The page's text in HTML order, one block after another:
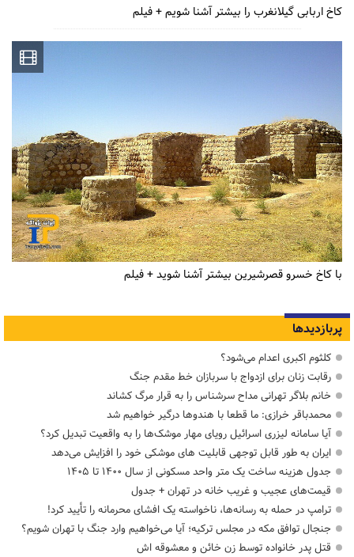
کاخ اربابی گیلانغرب را بیشتر آشنا شویم + فیلم
با کاخ خسرو قصرشیرین بیشتر آشنا شوید + فیلم
پربازدیدها
کلثوم اکبری اعدام می‌شود؟
رقابت زنان برای ازدواج با سربازان خط مقدم جنگ
خانم بلاگر تهرانی مداح سرشناس را به قرار مرگ کشاند
محمدباقر خرازی: ما قطعا با هندوها درگیر خواهیم شد
آیا سامانه لیزری اسرائیل رویای مهار موشک‌ها را به واقعیت تبدیل کرد؟
ایران به طور قابل توجهی قابلیت های موشکی خود را افزایش می‌دهد
جدول هزینه ساخت یک متر واحد مسکونی از سال ۱۴۰۰ تا ۱۴۰۵
قیمت‌های عجیب و غریب خانه در تهران + جدول
ترامپ در حمله‌ به رسانه‌ها، ناخواسته یک افشای محرمانه را تأیید کرد!
جنجال توافق مکه در مجلس ترکیه؛ آیا می‌خواهیم وارد جنگ با تهران شویم؟
قتل پدر خانواده توسط زن خائن و معشوقه اش